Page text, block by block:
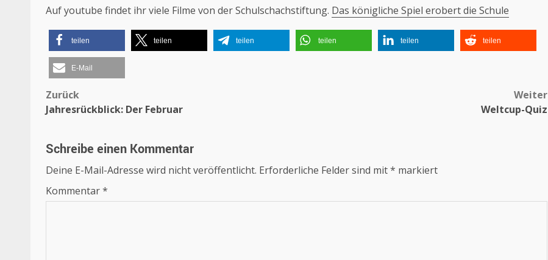
Auf youtube findet ihr viele Filme von der Schulschachstiftung. Das königliche Spiel erobert die Schule
teilen teilen teilen teilen teilen teilen
E-Mail
Beitragsnavigation
Zurück
Jahresrückblick: Der Februar
Weiter
Weltcup-Quiz
Schreibe einen Kommentar
Deine E-Mail-Adresse wird nicht veröffentlicht. Erforderliche Felder sind mit* markiert
Kommentar*